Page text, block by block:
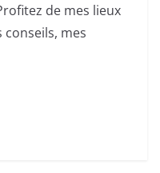
de mes lieux
conseils, mes